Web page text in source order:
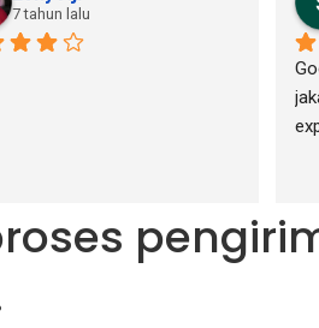
7 tahun lalu